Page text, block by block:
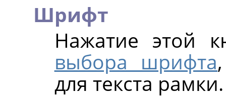
Шрифт
Нажатие этой
выбора шрифта
для текста рамки.